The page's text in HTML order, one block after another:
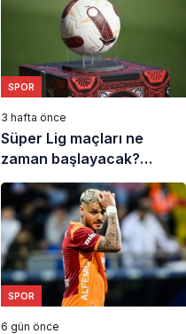
SPOR
3 hafta önce
Süper Lig maçları ne
zaman başlayacak?
2026-2027 Süper Lig
başlangıç tarihi
SPOR
6 gün önce